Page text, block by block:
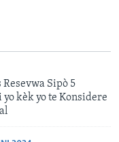
Sipò 5
yo kèk yo te Konsidere